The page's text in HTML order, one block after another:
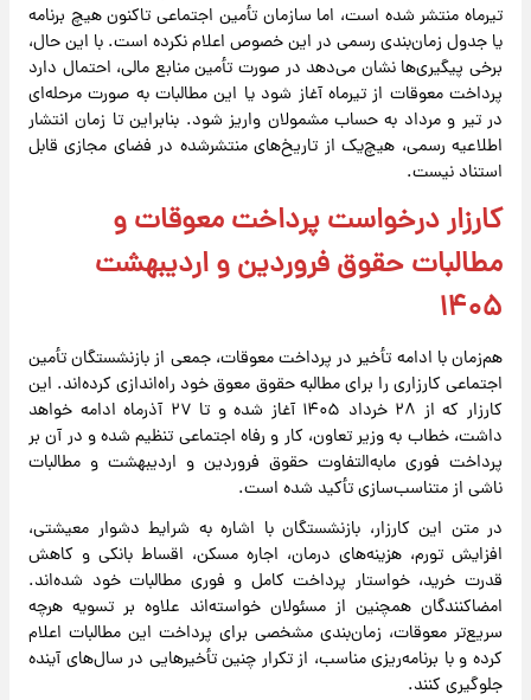
تیرماه منتشر شده است، اما سازمان تأمین اجتماعی تاکنون هیچ برنامه
یا جدول زمان‌بندی رسمی در این خصوص اعلام نکرده است. با این حال،
برخی پیگیری‌ها نشان می‌دهد در صورت تأمین منابع مالی، احتمال دارد
پرداخت معوقات از تیرماه آغاز شود یا این مطالبات به صورت مرحله‌ای
در تیر و مرداد به حساب مشمولان واریز شود. بنابراین تا زمان انتشار
اطلاعیه رسمی، هیچ‌یک از تاریخ‌های منتشرشده در فضای مجازی قابل
استناد نیست.
کارزار درخواست پرداخت معوقات و
مطالبات حقوق فروردین و اردیبهشت
۱۴۰۵
هم‌زمان با ادامه تأخیر در پرداخت معوقات، جمعی از بازنشستگان تأمین
اجتماعی کارزاری را برای مطالبه حقوق معوق خود راه‌اندازی کرده‌اند. این
کارزار که از ۲۸ خرداد ۱۴۰۵ آغاز شده و تا ۲۷ آذرماه ادامه خواهد
داشت، خطاب به وزیر تعاون، کار و رفاه اجتماعی تنظیم شده و در آن بر
پرداخت فوری مابه‌التفاوت حقوق فروردین و اردیبهشت و مطالبات
ناشی از متناسب‌سازی تأکید شده است.
در متن این کارزار، بازنشستگان با اشاره به شرایط دشوار معیشتی،
افزایش تورم، هزینه‌های درمان، اجاره مسکن، اقساط بانکی و کاهش
قدرت خرید، خواستار پرداخت کامل و فوری مطالبات خود شده‌اند.
امضاکنندگان همچنین از مسئولان خواسته‌اند علاوه بر تسویه هرچه
سریع‌تر معوقات، زمان‌بندی مشخصی برای پرداخت این مطالبات اعلام
کرده و با برنامه‌ریزی مناسب، از تکرار چنین تأخیرهایی در سال‌های آینده
جلوگیری کنند.